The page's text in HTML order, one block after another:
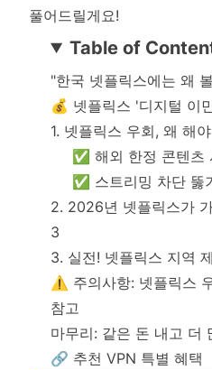
풀어드릴게요!
Table of
"한국 넷플릭스에는 왜
💰 넷플릭스 '디지털 이
1. 넷플릭스 우회, 왜 해
✅ 해외 한정 콘텐츠
✅ 스트리밍 차단 뚫
2. 2026년 넷플릭스가
3
3. 실전! 넷플릭스 지역
⚠️ 주의사항: 넷플릭스
참고
마무리: 같은 돈 내고 더
🔗 추천 VPN 특별 혜택